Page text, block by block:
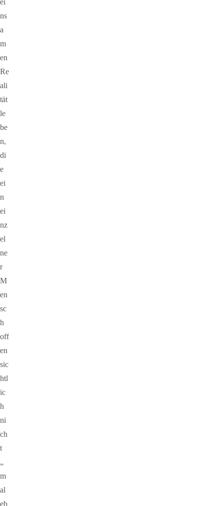
ei
ns
a
m
en
Re
ali
tät
le
be
n,
di
e
ei
n
ei
nz
el
ne
r
M
en
sc
h
off
en
sic
htl
ic
h
ni
ch
t
„
m
al
eb